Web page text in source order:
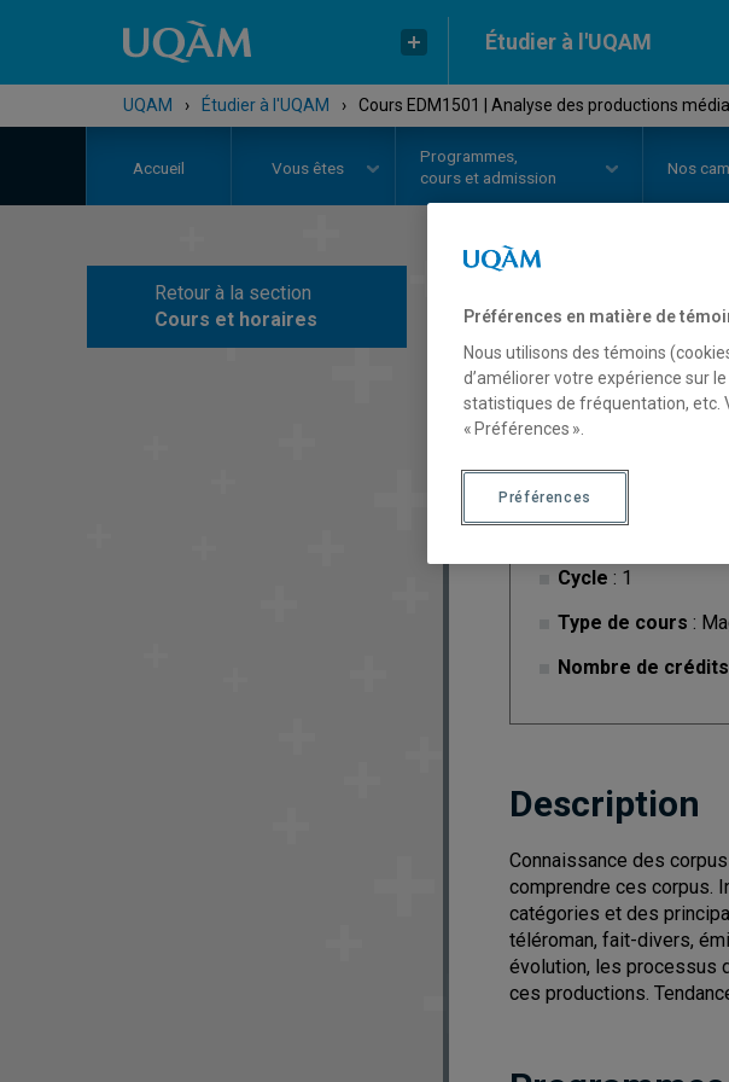
Étudier à l'UQAM
UQAM › Étudier à l'UQAM › Cours EDM1501 | Analyse des productions
Accueil Vous êtes
Programmes,
cours et admission
Nos
Retour à la section
Cours et horaires
COURS//
Description
Cycle : 1
Type de cours :
Nombre de crédits
Description
Connaissance des
comprendre ces corpus.
catégories et des
téléroman, fait-divers,
évolution, les processus
ces productions.
Préférences en matière de
Nous utilisons des témoins
d’améliorer votre expérience sur
statistiques de fréquentation, etc.
« Préférences ».
Préférences